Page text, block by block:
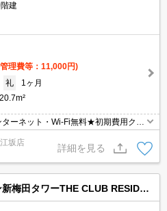
建
理費等：11,000円)
礼
1ヶ月
20.7m²
ーネット・Wi-Fi無料★初期費用クレ
介可能です！
坂店
詳細を見る
梅田タワーTHE CLUB RESIDENCE